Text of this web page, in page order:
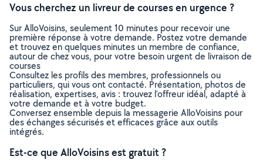
Vous cherchez un livreur de courses en urgence ?
Sur AlloVoisins, seulement 10 minutes pour recevoir une
première réponse à votre demande. Postez votre demande
et trouvez en quelques minutes un membre de confiance,
autour de chez vous, pour votre besoin urgent de livraison de
courses
Consultez les profils des membres, professionnels ou
particuliers, qui vous ont contacté. Présentation, photos de
réalisation, expertises, avis : trouvez l'offreur idéal, adapté à
votre demande et à votre budget.
Conversez ensemble depuis la messagerie AlloVoisins pour
des échanges sécurisés et efficaces grâce aux outils
intégrés.
Est-ce que AlloVoisins est gratuit ?